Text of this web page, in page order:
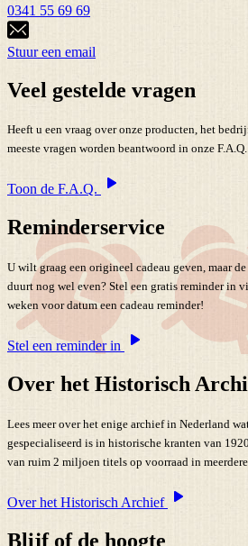
0341 55 69 69
Stuur een email
Veel gestelde vragen
Heeft u een vraag over onze producten, het
meeste vragen worden beantwoord in onze F.A.Q.
Toon de F.A.Q.
Reminderservice
U wilt graag een origineel cadeau geven, maar
duurt nog wel even? Stel een gratis reminder in
weken voor datum een cadeau reminder!
Stel een reminder in
Over het Historisch
Lees meer over het enige archief in Nederland
gespecialiseerd is in historische kranten van
van ruim 2 miljoen titels op voorraad in
Over het Historisch Archief
Blijf of de hoogte